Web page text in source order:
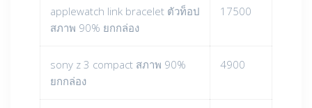
applewatch link bracelet ตัวท็อป
สภาพ 90% ยกกล่อง
17500
sony z 3 compact สภาพ 90%
ยกกล่อง
4900